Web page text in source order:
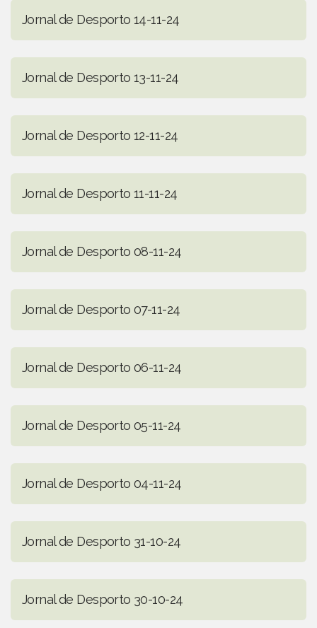
Jornal de Desporto 14-11-24
Jornal de Desporto 13-11-24
Jornal de Desporto 12-11-24
Jornal de Desporto 11-11-24
Jornal de Desporto 08-11-24
Jornal de Desporto 07-11-24
Jornal de Desporto 06-11-24
Jornal de Desporto 05-11-24
Jornal de Desporto 04-11-24
Jornal de Desporto 31-10-24
Jornal de Desporto 30-10-24